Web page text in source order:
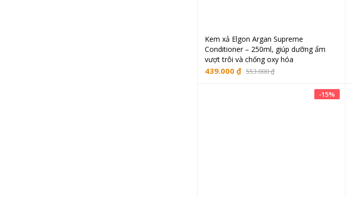
Thêm vào giỏ hàng
Kem xả Elgon Argan Supreme
Conditioner – 250ml, giúp dưỡng ẩm
vượt trôi và chống oxy hóa
553.000₫
439.000 ₫
-15%